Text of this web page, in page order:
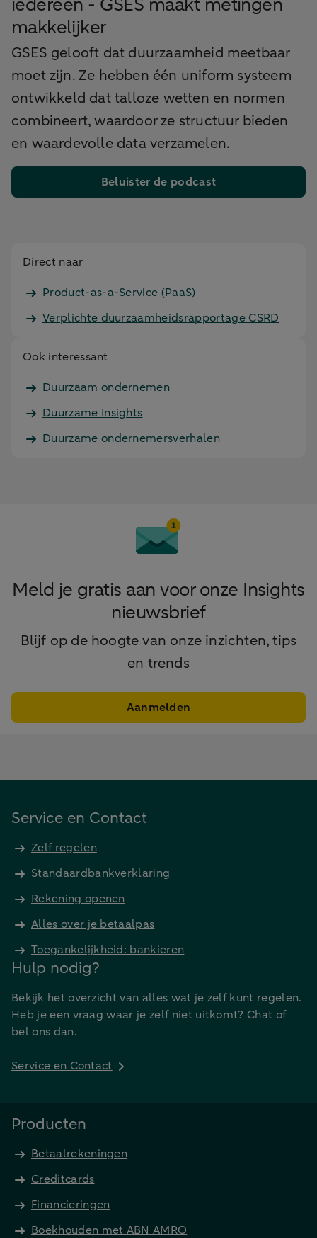
makkelijker
GSES gelooft dat duurzaamheid meetbaar
moet zijn. Ze hebben één uniform systeem
ontwikkeld dat talloze wetten en normen
combineert, waardoor ze structuur bieden
en waardevolle data verzamelen.
Beluister de podcast
Direct naar
Product-as-a-Service (PaaS)
Verplichte duurzaamheidsrapportage CSRD
Ook interessant
Duurzaam ondernemen
Duurzame Insights
Duurzame ondernemersverhalen
Meld je gratis aan voor onze Insights
nieuwsbrief
Blijf op de hoogte van onze inzichten, tips
en trends
Aanmelden
Service en Contact
Zelf regelen
Standaardbankverklaring
Rekening openen
Alles over je betaalpas
Toegankelijkheid: bankieren
Hulp nodig?
Bekijk het overzicht van alles wat je zelf kunt regelen.
Heb je een vraag waar je zelf niet uitkomt? Chat of
bel ons dan.
Service en Contact
Producten
Betaalrekeningen
Creditcards
Financieringen
Boekhouden met ABN AMRO